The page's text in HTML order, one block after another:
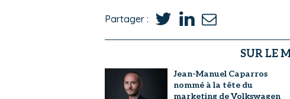
Partager :
SUR LE
Jean-Manuel Caparros
nommé à la tête du
marketing de Volkswagen